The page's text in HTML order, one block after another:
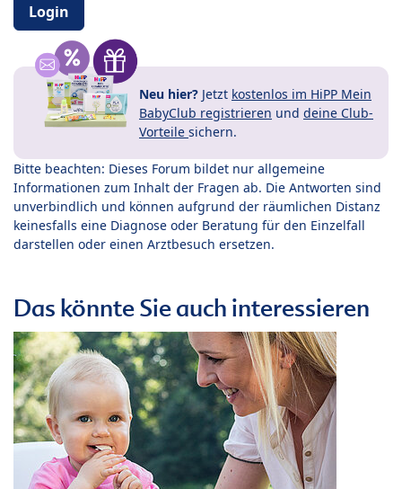
Login
Neu hier? Jetzt kostenlos im HiPP Mein
BabyClub registrieren und deine Club-
Vorteile sichern.
Bitte beachten: Dieses Forum bildet nur allgemeine
Informationen zum Inhalt der Fragen ab. Die Antworten sind
unverbindlich und können aufgrund der räumlichen Distanz
keinesfalls eine Diagnose oder Beratung für den Einzelfall
darstellen oder einen Arztbesuch ersetzen.
Das könnte Sie auch interessieren